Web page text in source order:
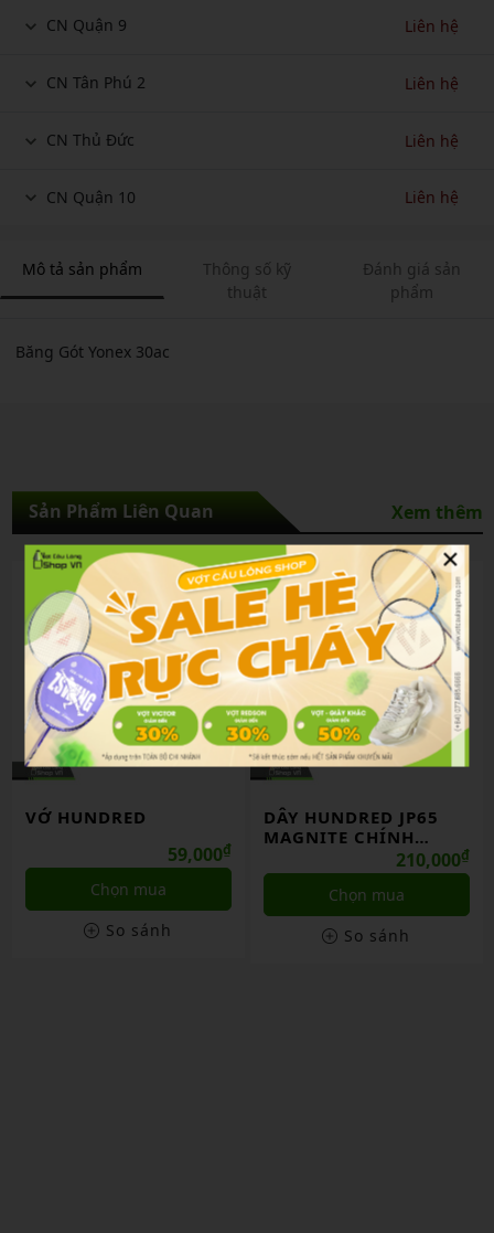
CN Quận 9 Liên hệ
CN Tân Phú 2 Liên hệ
CN Thủ Đức Liên hệ
CN Quận 10 Liên hệ
Mô tả sản phẩm
Thông số kỹ
thuật
Đánh giá sản
phẩm
Băng Gót Yonex 30ac
Sản Phẩm Liên Quan Xem thêm
VỚ HUNDRED
59,000₫
Chọn mua
So sánh
DÂY HUNDRED JP65
MAGNITE CHÍNH
210,000₫
Chọn mua
So sánh
×